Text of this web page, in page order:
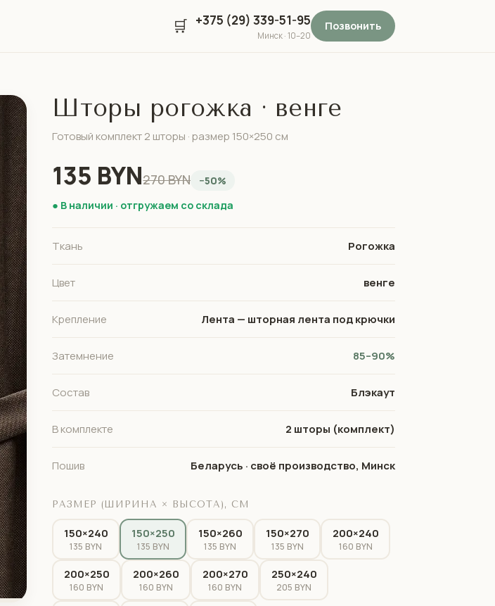
🛒 +375 (29) 339-51-95
Минск · 10–20
Позвонить
Шторы рогожка · венге
Готовый комплект 2 шторы · размер 150×250 см
135 BYN270 BYN
−50%
● В наличии · отгружаем со склада
Ткань Рогожка
Цвет венге
Крепление Лента — шторная лента под крючки
Затемнение 85–90%
Состав Блэкаут
В комплекте 2 шторы (комплект)
Пошив Беларусь · своё производство, Минск
РАЗМЕР (ШИРИНА × ВЫСОТА), СМ
150×240
135 BYN
150×250
135 BYN
150×260
135 BYN
150×270
135 BYN
200×240
160 BYN
200×250
160 BYN
200×260
160 BYN
200×270
160 BYN
250×240
205 BYN